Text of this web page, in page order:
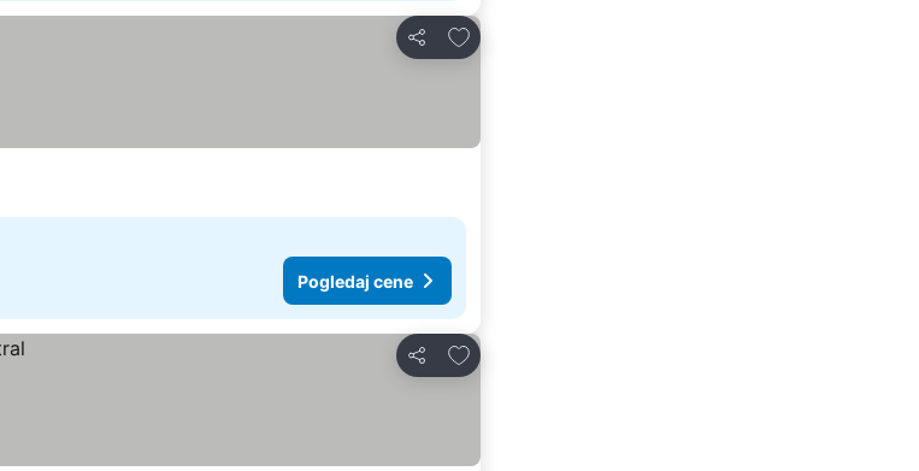
Deli
Dodati u favorite
Pogledaj cene
Deli
Dodati u favorite